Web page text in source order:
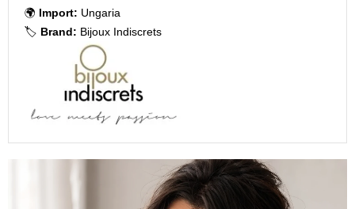
🌍 Import: Ungaria
🏷️ Brand: Bijoux Indiscrets